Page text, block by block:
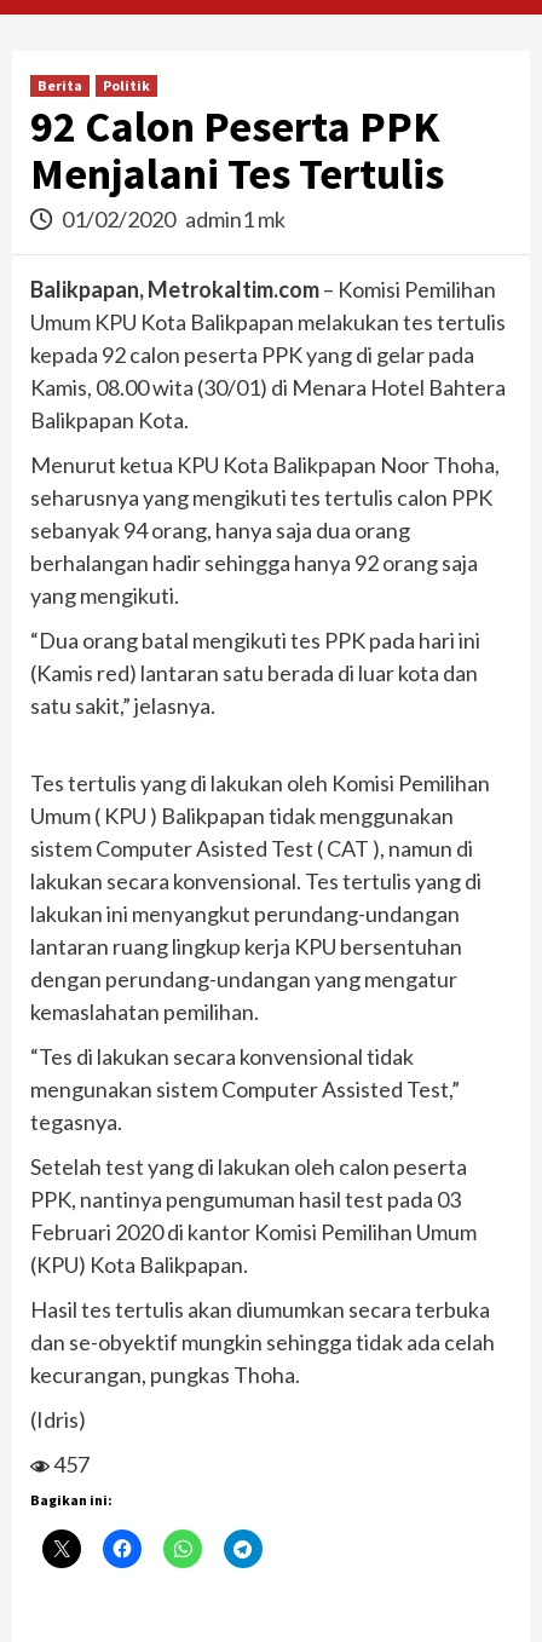
Berita Politik
92 Calon Peserta PPK
Menjalani Tes Tertulis
01/02/2020 admin1 mk
Balikpapan, Metrokaltim.com– Komisi Pemilihan
Umum KPU Kota Balikpapan melakukan tes tertulis
kepada 92 calon peserta PPK yang di gelar pada
Kamis, 08.00 wita (30/01) di Menara Hotel Bahtera
Balikpapan Kota.
Menurut ketua KPU Kota Balikpapan Noor Thoha,
seharusnya yang mengikuti tes tertulis calon PPK
sebanyak 94 orang, hanya saja dua orang
berhalangan hadir sehingga hanya 92 orang saja
yang mengikuti.
“Dua orang batal mengikuti tes PPK pada hari ini
(Kamis red) lantaran satu berada di luar kota dan
satu sakit,” jelasnya.
Tes tertulis yang di lakukan oleh Komisi Pemilihan
Umum ( KPU ) Balikpapan tidak menggunakan
sistem Computer Asisted Test ( CAT ), namun di
lakukan secara konvensional. Tes tertulis yang di
lakukan ini menyangkut perundang-undangan
lantaran ruang lingkup kerja KPU bersentuhan
dengan perundang-undangan yang mengatur
kemaslahatan pemilihan.
“Tes di lakukan secara konvensional tidak
mengunakan sistem Computer Assisted Test,”
tegasnya.
Setelah test yang di lakukan oleh calon peserta
PPK, nantinya pengumuman hasil test pada 03
Februari 2020 di kantor Komisi Pemilihan Umum
(KPU) Kota Balikpapan.
Hasil tes tertulis akan diumumkan secara terbuka
dan se-obyektif mungkin sehingga tidak ada celah
kecurangan, pungkas Thoha.
(Idris)
457
Bagikan ini: